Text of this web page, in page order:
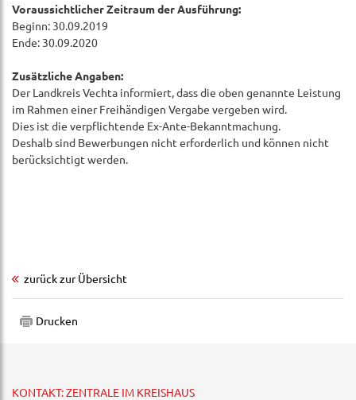
Voraussichtlicher Zeitraum der Ausführung:
Beginn: 30.09.2019
Ende: 30.09.2020
Zusätzliche Angaben:
Der Landkreis Vechta informiert, dass die oben genannte Leistung
im Rahmen einer Freihändigen Vergabe vergeben wird.
Dies ist die verpflichtende Ex-Ante-Bekanntmachung.
Deshalb sind Bewerbungen nicht erforderlich und können nicht
berücksichtigt werden.
zurück zur Übersicht
Drucken
KONTAKT: ZENTRALE IM KREISHAUS